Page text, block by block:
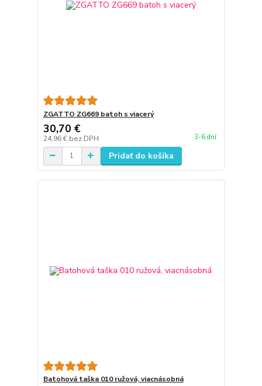
ZGATTO ZG669 batoh s viacerý
30,70 €
24,96 € bez DPH 3-6 dní
Pridať do košíka
Batohová taška 010 ružová, viacnásobná